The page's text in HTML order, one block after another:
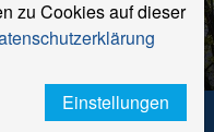
Dein Weg.
zu Cookies auf dieser
Einstellungen